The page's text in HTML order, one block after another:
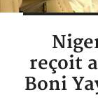
reçoit
Boni